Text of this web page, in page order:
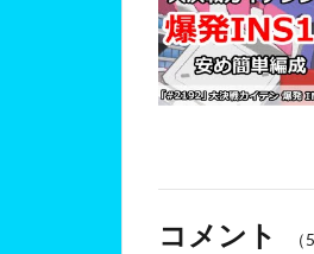
コメント （